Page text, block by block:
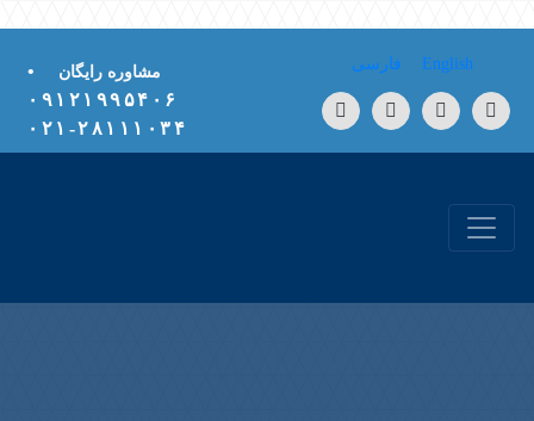
English فارسی مشاوره رایگان
•
۰۹۱۲۱۹۹۵۴۰۶
۲۸۱۱۱۰۳۴-۰۲۱